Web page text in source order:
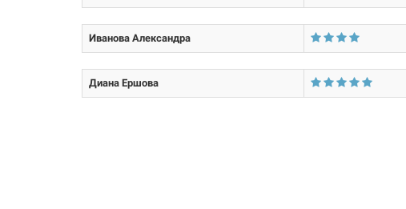
Способ монтажа:
Иванова Александра
Диана Ершова